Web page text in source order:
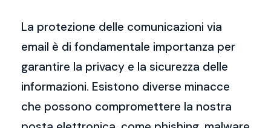
La protezione delle comunicazioni via
email è di fondamentale importanza per
garantire la privacy e la sicurezza delle
informazioni. Esistono diverse minacce
che possono compromettere la nostra